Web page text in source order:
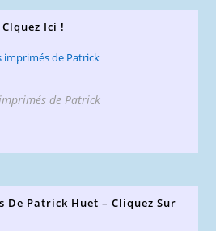
Ici !
de Patrick
De Patrick Huet – Cliquez Sur